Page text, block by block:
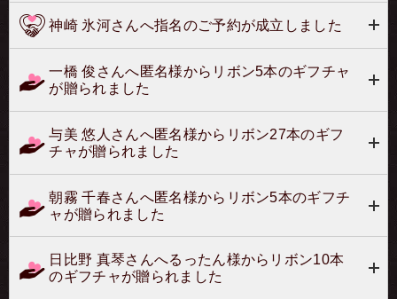
神崎 氷河さんへ指名のご予約が成立しました
一橋 俊さんへ匿名様からリボン5本のギフチャ
が贈られました
与美 悠人さんへ匿名様からリボン27本のギフ
チャが贈られました
朝霧 千春さんへ匿名様からリボン5本のギフチ
ャが贈られました
日比野 真琴さんへるったん様からリボン10本
のギフチャが贈られました